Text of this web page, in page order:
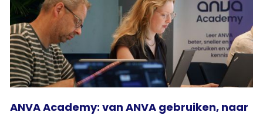
ANVA Academy: van ANVA gebruiken, naar